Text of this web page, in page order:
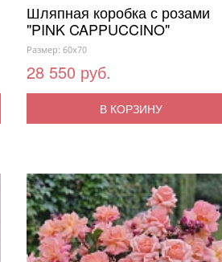
Шляпная коробка с розами
"PINK CAPPUCCINO"
Размер: 60x70
28 550 руб.
В КОРЗИНУ